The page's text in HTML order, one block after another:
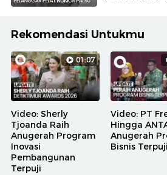
Rekomendasi Untukmu
01:07
Video: Sherly
Tjoanda Raih
Anugerah Program
Inovasi
Pembangunan
Terpuji
Video: PT
Hingga
Anugerah
Bisnis Terpuji